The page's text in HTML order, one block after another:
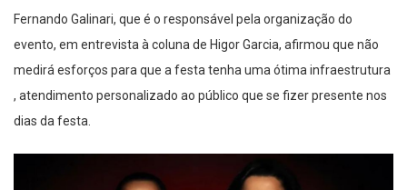
Fernando Galinari, que é o responsável pela organização do
evento, em entrevista à coluna de Higor Garcia, afirmou que não
medirá esforços para que a festa tenha uma ótima infraestrutura
, atendimento personalizado ao público que se fizer presente nos
dias da festa.